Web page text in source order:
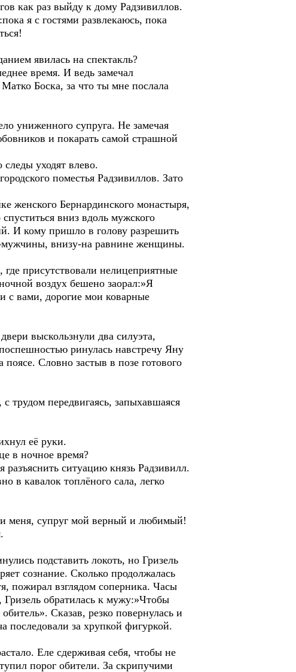
как раз выйду к дому Радзивиллов.
я с гостями развлекаюсь, пока
явилась на спектакль?
время. И ведь замечал
Боска, за что ты мне послала
униженного супруга. Не замечая
и покарать самой страшной
уходят влево.
поместья Радзивиллов. Зато
женского Бернардинского монастыря,
вниз вдоль мужского
И кому пришло в голову разрешить
мужчины, внизу-на равнине женщины.
присутствовали нелицеприятные
воздух бешено заорал:»Я
с вами, дорогие мои коварные
выскользнули два силуэта,
ринулась навстречу Яну
Словно застыв в позе готового
трудом передвигаясь, запыхавшаяся
её руки.
в ночное время?
ситуацию князь Радзивилл.
в кавалок топлёного сала, легко
меня, супруг мой верный и любимый!
подставить локоть, но Гризель
сознание. Сколько продолжалась
пожирал взглядом соперника. Часы
обратилась к мужу:»Чтобы
Сказав, резко повернулась и
последовали за хрупкой фигуркой.
Еле сдерживая себя, чтобы не
порог обители. За скрипучими